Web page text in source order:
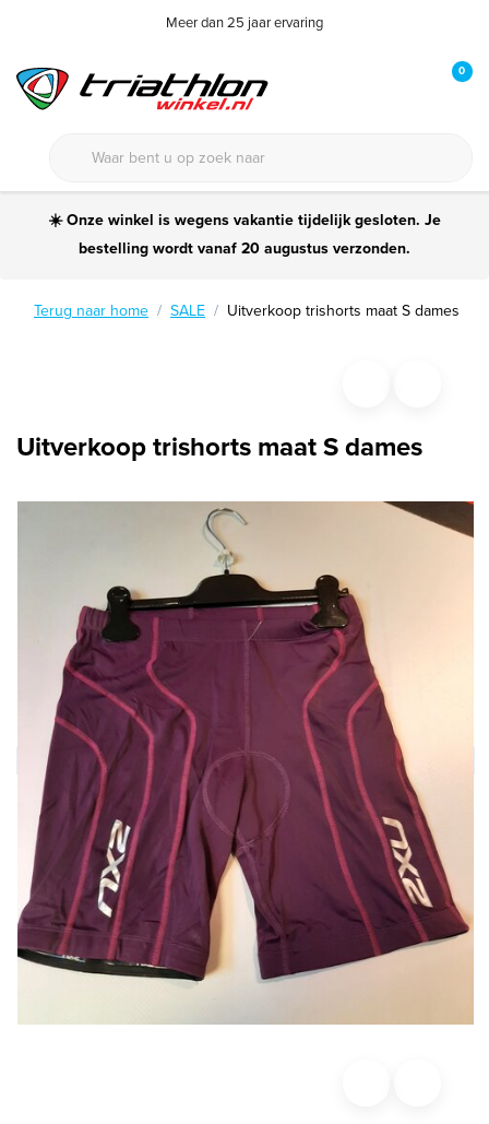
Meer dan 25 jaar ervaring
0
☀️ Onze winkel is wegens vakantie tijdelijk gesloten. Je
bestelling wordt vanaf 20 augustus verzonden.
Terug naar home SALE Uitverkoop trishorts maat S dames
Uitverkoop trishorts maat S dames